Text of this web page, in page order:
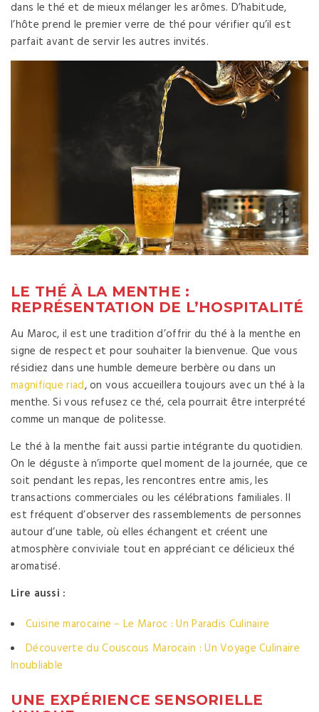
dans le thé et de mieux mélanger les arômes. D’habitude,
l’hôte prend le premier verre de thé pour vérifier qu’il est
parfait avant de servir les autres invités.
LE THÉ À LA MENTHE :
REPRÉSENTATION DE L’HOSPITALITÉ
Au Maroc, il est une tradition d’offrir du thé à la menthe en
signe de respect et pour souhaiter la bienvenue. Que vous
résidiez dans une humble demeure berbère ou dans un
magnifique riad, on vous accueillera toujours avec un thé à la
menthe. Si vous refusez ce thé, cela pourrait être interprété
comme un manque de politesse.
Le thé à la menthe fait aussi partie intégrante du quotidien.
On le déguste à n’importe quel moment de la journée, que ce
soit pendant les repas, les rencontres entre amis, les
transactions commerciales ou les célébrations familiales. Il
est fréquent d’observer des rassemblements de personnes
autour d’une table, où elles échangent et créent une
atmosphère conviviale tout en appréciant ce délicieux thé
aromatisé.
Lire aussi :
Cuisine marocaine – Le Maroc : Un Paradis Culinaire
Découverte du Couscous Marocain : Un Voyage Culinaire
Inoubliable
UNE EXPÉRIENCE SENSORIELLE